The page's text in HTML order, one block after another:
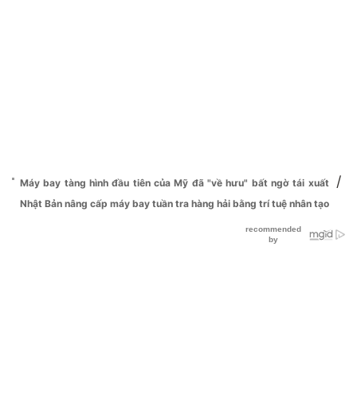
Máy bay tàng hình đầu tiên của Mỹ đã "về hưu" bất ngờ tái xuất /
Nhật Bản nâng cấp máy bay tuần tra hàng hải bằng trí tuệ nhân tạo